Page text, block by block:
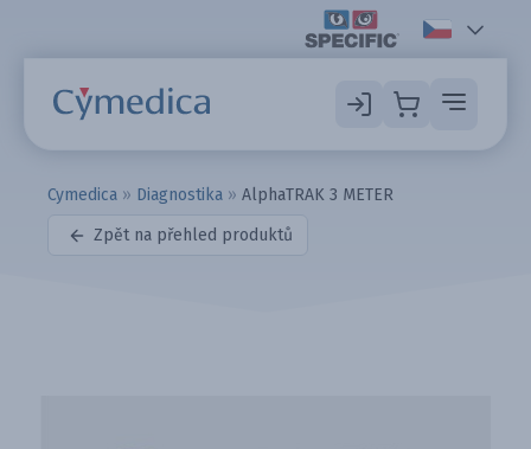
Cymedica » Diagnostika » AlphaTRAK 3 METER
Zpět na přehled produktů